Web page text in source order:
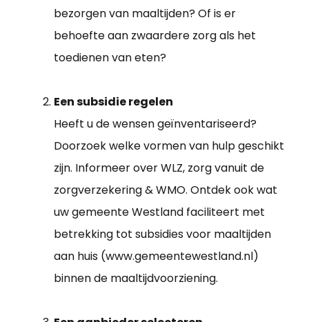
bezorgen van maaltijden? Of is er
behoefte aan zwaardere zorg als het
toedienen van eten?
Een subsidie regelen
Heeft u de wensen geïnventariseerd?
Doorzoek welke vormen van hulp geschikt
zijn. Informeer over WLZ, zorg vanuit de
zorgverzekering & WMO. Ontdek ook wat
uw gemeente Westland faciliteert met
betrekking tot subsidies voor maaltijden
aan huis (www.gemeentewestland.nl)
binnen de maaltijdvoorziening.